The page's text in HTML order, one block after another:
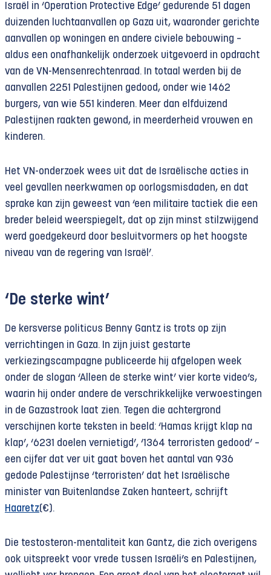
Israël in ‘Operation Protective Edge’ gedurende 51 dagen
duizenden luchtaanvallen op Gaza uit, waaronder gerichte
aanvallen op woningen en andere civiele bebouwing –
aldus een onafhankelijk onderzoek uitgevoerd in opdracht
van de VN-Mensenrechtenraad. In totaal werden bij de
aanvallen 2251 Palestijnen gedood, onder wie 1462
burgers, van wie 551 kinderen. Meer dan elfduizend
Palestijnen raakten gewond, in meerderheid vrouwen en
kinderen.
Het VN-onderzoek wees uit dat de Israëlische acties in
veel gevallen neerkwamen op oorlogsmisdaden, en dat
sprake kan zijn geweest van ‘een militaire tactiek die een
breder beleid weerspiegelt, dat op zijn minst stilzwijgend
werd goedgekeurd door besluitvormers op het hoogste
niveau van de regering van Israël’.
‘De sterke wint’
De kersverse politicus Benny Gantz is trots op zijn
verrichtingen in Gaza. In zijn juist gestarte
verkiezingscampagne publiceerde hij afgelopen week
onder de slogan ‘Alleen de sterke wint’ vier korte video’s,
waarin hij onder andere de verschrikkelijke verwoestingen
in de Gazastrook laat zien. Tegen die achtergrond
verschijnen korte teksten in beeld: ‘Hamas krijgt klap na
klap’, ‘6231 doelen vernietigd’, ‘1364 terroristen gedood’ –
een cijfer dat ver uit gaat boven het aantal van 936
gedode Palestijnse ‘terroristen’ dat het Israëlische
minister van Buitenlandse Zaken hanteert, schrijft
Haaretz(€).
Die testosteron-mentaliteit kan Gantz, die zich overigens
ook uitspreekt voor vrede tussen Israëli’s en Palestijnen,